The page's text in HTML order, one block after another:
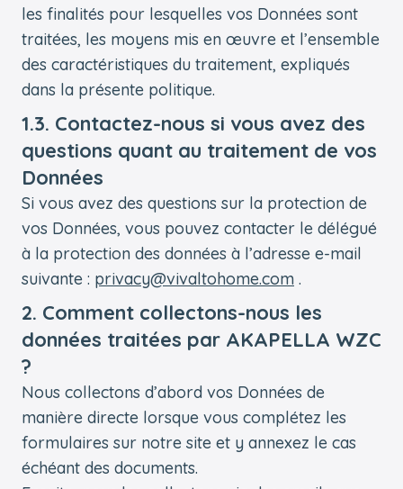
les finalités pour lesquelles vos Données sont
traitées, les moyens mis en œuvre et l’ensemble
des caractéristiques du traitement, expliqués
dans la présente politique.
1.3. Contactez-nous si vous avez des
questions quant au traitement de vos
Données
Si vous avez des questions sur la protection de
vos Données, vous pouvez contacter le délégué
à la protection des données à l’adresse e-mail
suivante : privacy@vivaltohome.com .
2. Comment collectons-nous les
données traitées par AKAPELLA WZC
?
Nous collectons d’abord vos Données de
manière directe lorsque vous complétez les
formulaires sur notre site et y annexez le cas
échéant des documents.